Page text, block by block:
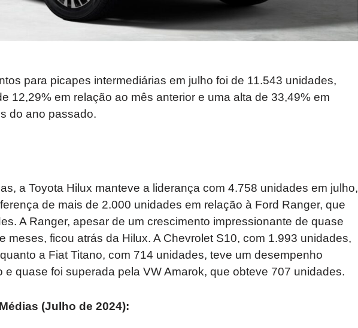
para picapes intermediárias em julho foi de 11.543 unidades,
12,29% em relação ao mês anterior e uma alta de 33,49% em
do ano passado.
a Toyota Hilux manteve a liderança com 4.758 unidades em julho,
de mais de 2.000 unidades em relação à Ford Ranger, que
A Ranger, apesar de um crescimento impressionante de quase
meses, ficou atrás da Hilux. A Chevrolet S10, com 1.993 unidades,
a Fiat Titano, com 714 unidades, teve um desempenho
e quase foi superada pela VW Amarok, que obteve 707 unidades.
(Julho de 2024):